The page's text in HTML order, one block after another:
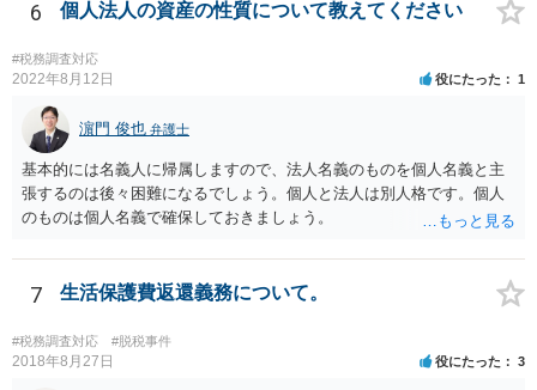
6 個人法人の資産の性質について教えてください
#税務調査対応
2022年8月12日 役にたった 1
濵門 俊也 弁護士
基本的には名義人に帰属しますので、法人名義のものを個人名義と主
張するのは後々困難になるでしょう。個人と法人は別人格です。個人
のものは個人名義で確保しておきましょう。
7 生活保護費返還義務について。
#税務調査対応 #脱税事件
2018年8月27日 役にたった 3